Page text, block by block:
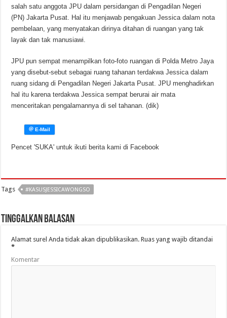
salah satu anggota JPU dalam persidangan di Pengadilan Negeri
(PN) Jakarta Pusat. Hal itu menjawab pengakuan Jessica dalam nota
pembelaan, yang menyatakan dirinya ditahan di ruangan yang tak
layak dan tak manusiawi.
JPU pun sempat menampilkan foto-foto ruangan di Polda Metro Jaya
yang disebut-sebut sebagai ruang tahanan terdakwa Jessica dalam
ruang sidang di Pengadilan Negeri Jakarta Pusat. JPU menghadirkan
hal itu karena terdakwa Jessica sempat berurai air mata
menceritakan pengalamannya di sel tahanan. (dik)
Pencet 'SUKA' untuk ikuti berita kami di Facebook
Tags #KASUSJESSICAWONGSO
Tinggalkan Balasan
Alamat surel Anda tidak akan dipublikasikan. Ruas yang wajib ditandai
*
Komentar